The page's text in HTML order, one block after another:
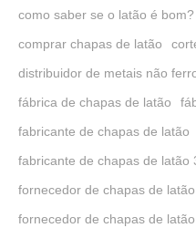
como saber se o latão é bom?
comprar chapas de latão
distribuidor de metais não
fábrica de chapas de latão
fabricante de chapas de latão
fabricante de chapas de latão
fornecedor de chapas de latão
fornecedor de chapas de